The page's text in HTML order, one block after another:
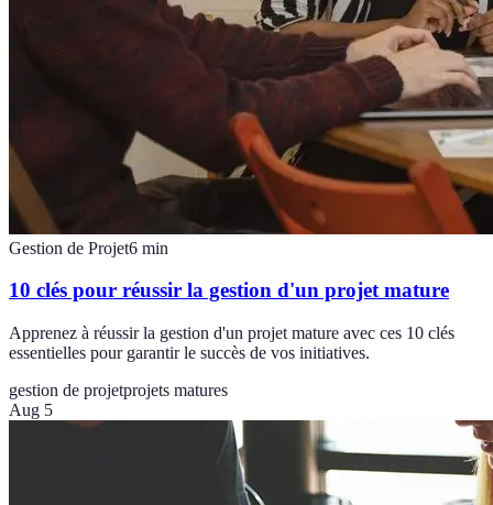
Gestion de Projet6 min
10 clés pour réussir la gestion d'un projet mature
Apprenez à réussir la gestion d'un projet mature avec ces 10 clés
essentielles pour garantir le succès de vos initiatives.
gestion de projetprojets matures
Aug 5